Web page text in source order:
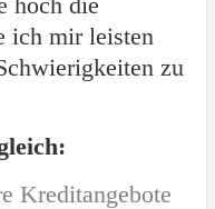
ich mir leisten
zu
Kreditangebote